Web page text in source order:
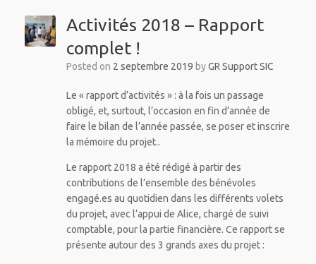
Activités 2018 – Rapport
complet !
Posted on 2 septembre 2019 byGR Support SIC
Le « rapport d’activités » : à la fois un passage
obligé, et, surtout, l’occasion en fin d’année de
faire le bilan de l’année passée, se poser et inscrire
la mémoire du projet..
Le rapport 2018 a été rédigé à partir des
contributions de l’ensemble des bénévoles
engagé.es au quotidien dans les différents volets
du projet, avec l’appui de Alice, chargé de suivi
comptable, pour la partie financière. Ce rapport se
présente autour des 3 grands axes du projet :